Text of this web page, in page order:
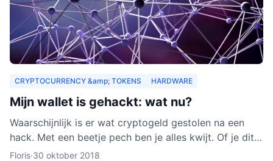
CRYPTOCURRENCY &amp; TOKENS HARDWARE
Mijn wallet is gehackt: wat nu?
Waarschijnlijk is er wat cryptogeld gestolen na een
hack. Met een beetje pech ben je alles kwijt. Of je dit
nog terug kunt krijgen, leggen we je uit in dit arti
Floris·30 oktober 2018